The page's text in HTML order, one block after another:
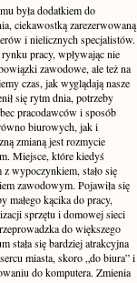
była dodatkiem do
ciekawostką zarezerwowaną
i nielicznych specjalistów.
pracy, wpływając nie
zawodowe, ale też na
czas, jak wyglądają nasze
się rytm dnia, potrzeby
pracodawców i sposób
biurowych, jak i
zmianą jest rozmycie
Miejsce, które kiedyś
wypoczynkiem, stało się
zawodowym. Pojawiła się
małego kącika do pracy,
sprzętu i domowej sieci
do większego
stała się bardziej atrakcyjna
miasta, skoro „do biura” i
do komputera. Zmienia